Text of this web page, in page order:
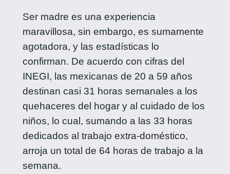
Ser madre es una experiencia
maravillosa, sin embargo, es sumamente
agotadora, y las estadísticas lo
confirman. De acuerdo con cifras del
INEGI, las mexicanas de 20 a 59 años
destinan casi 31 horas semanales a los
quehaceres del hogar y al cuidado de los
niños, lo cual, sumando a las 33 horas
dedicados al trabajo extra-doméstico,
arroja un total de 64 horas de trabajo a la
semana.